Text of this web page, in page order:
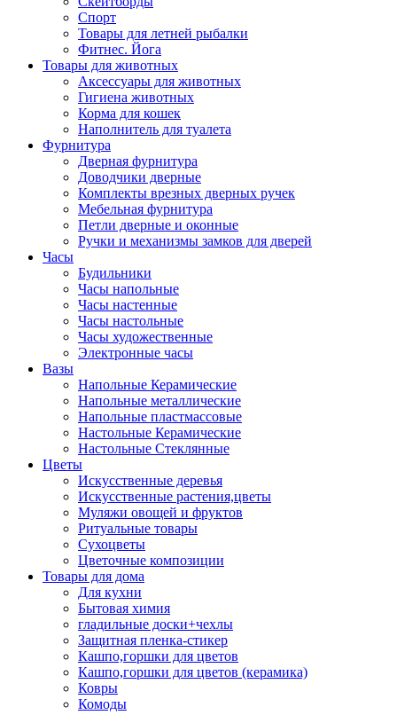
Спорт
Товары для летней рыбалки
Фитнес. Йога
Товары для животных
Аксессуары для животных
Гигиена животных
Корма для кошек
Наполнитель для туалета
Фурнитура
Дверная фурнитура
Доводчики дверные
Комплекты врезных дверных ручек
Мебельная фурнитура
Петли дверные и оконные
Ручки и механизмы замков для дверей
Часы
Будильники
Часы напольные
Часы настенные
Часы настольные
Часы художественные
Электронные часы
Вазы
Напольные Керамические
Напольные металлические
Напольные пластмассовые
Настольные Керамические
Настольные Стеклянные
Цветы
Искусственные деревья
Искусственные растения,цветы
Муляжи овощей и фруктов
Ритуальные товары
Сухоцветы
Цветочные композиции
Товары для дома
Для кухни
Бытовая химия
гладильные доски+чехлы
Защитная пленка-стикер
Кашпо,горшки для цветов
Кашпо,горшки для цветов (керамика)
Ковры
Комоды